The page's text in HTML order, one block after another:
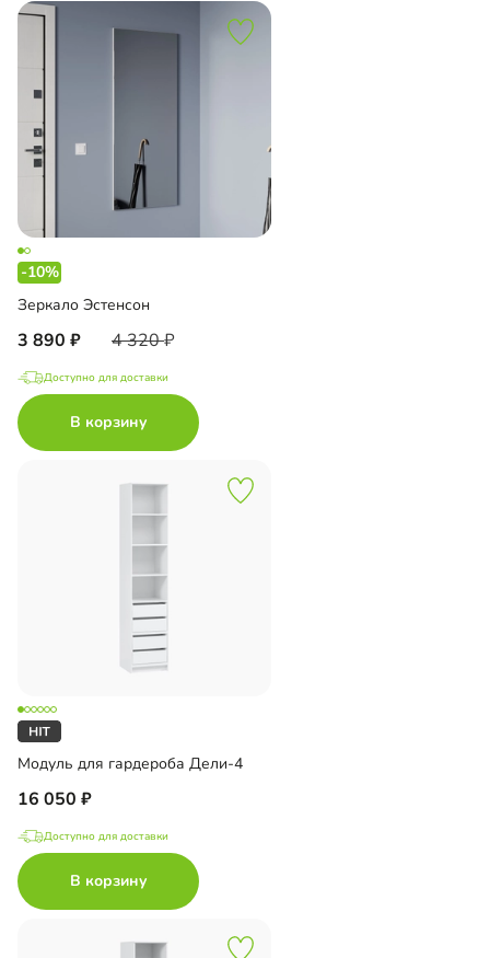
-10%
Зеркало Эстенсон
3 890 4 320
Доступно для доставки
В корзину
Модуль для гардероба Дели-4
16 050
Доступно для доставки
В корзину